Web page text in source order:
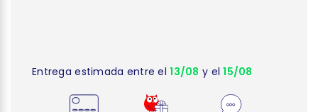
Entrega estimada entre el13/08 y el15/08